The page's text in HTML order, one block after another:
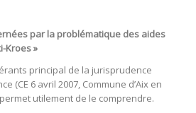
par la problématique des aides
Kroes »
principal de la jurisprudence
(CE 6 avril 2007, Commune d’Aix en
utilement de le comprendre.